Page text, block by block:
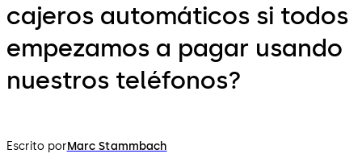
cajeros automáticos si todos
empezamos a pagar usando
nuestros teléfonos?
Escrito porMarc Stammbach